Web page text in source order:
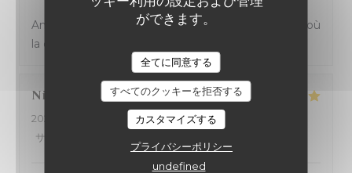
ができます。
全てに同意する
すべてのクッキーを拒否する
カスタマイズする
プライバシーポリシー
undefined
Ambiance et service sympathique dans ce bistrot où
la cuisine sicilienne est goûteuse et joyeuse.
Nicolas
2024-03-14
- 20:45 - ゲスト 4
サービス